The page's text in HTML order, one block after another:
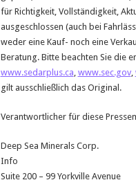
für Richtigkeit, Vollständigkeit,
ausgeschlossen (auch bei
weder eine Kauf- noch eine
Beratung. Bitte beachten Sie die
www.sedarplus.ca, www.sec.gov,
gilt ausschließlich das Original.
Verantwortlicher für diese
Deep Sea Minerals Corp.
Info
Suite 200 – 99 Yorkville Avenue